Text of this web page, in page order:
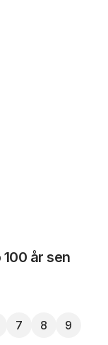
år sen
7 8
9